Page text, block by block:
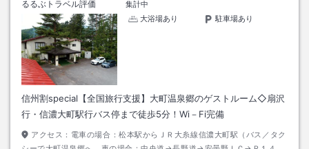
るるぶトラベル評価
集計中
大浴場あり
駐車場あり
信州割special【全国旅行支援】大町温泉郷のゲストルーム◇扇沢
行・信濃大町駅行バス停まで徒歩5分！Wi－Fi完備
アクセス： 電車の場合：松本駅からＪＲ大糸線信濃大町駅（バス／タク